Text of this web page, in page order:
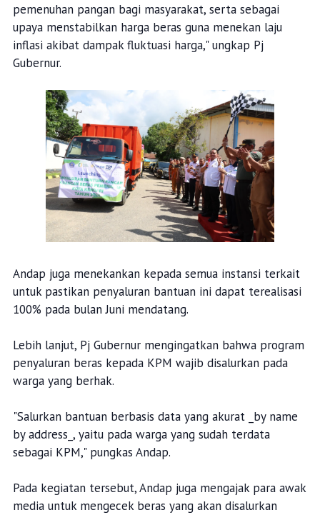
pemenuhan pangan bagi masyarakat, serta sebagai
upaya menstabilkan harga beras guna menekan laju
inflasi akibat dampak fluktuasi harga," ungkap Pj
Gubernur.
Andap juga menekankan kepada semua instansi terkait
untuk pastikan penyaluran bantuan ini dapat terealisasi
100% pada bulan Juni mendatang.
Lebih lanjut, Pj Gubernur mengingatkan bahwa program
penyaluran beras kepada KPM wajib disalurkan pada
warga yang berhak.
"Salurkan bantuan berbasis data yang akurat _by name
by address_, yaitu pada warga yang sudah terdata
sebagai KPM," pungkas Andap.
Pada kegiatan tersebut, Andap juga mengajak para awak
media untuk mengecek beras yang akan disalurkan